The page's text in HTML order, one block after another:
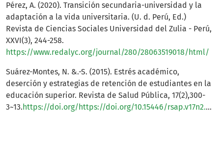
Pérez, A. (2020). Transición secundaria-universidad y la
adaptación a la vida universitaria. (U. d. Perú, Ed.)
Revista de Ciencias Sociales Universidad del Zulia - Perú,
XXVI(3), 244-258.
https://www.redalyc.org/journal/280/28063519018/html/
Suárez-Montes, N. &.-S. (2015). Estrés académico,
deserción y estrategias de retención de estudiantes en la
educación superior. Revista de Salud Pública, 17(2),300-
3~13. https://doi.org/https://doi.org/10.15446/rsap.v17n2.52891